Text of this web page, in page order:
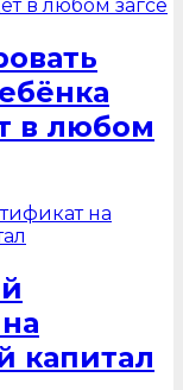
в любом
капитал